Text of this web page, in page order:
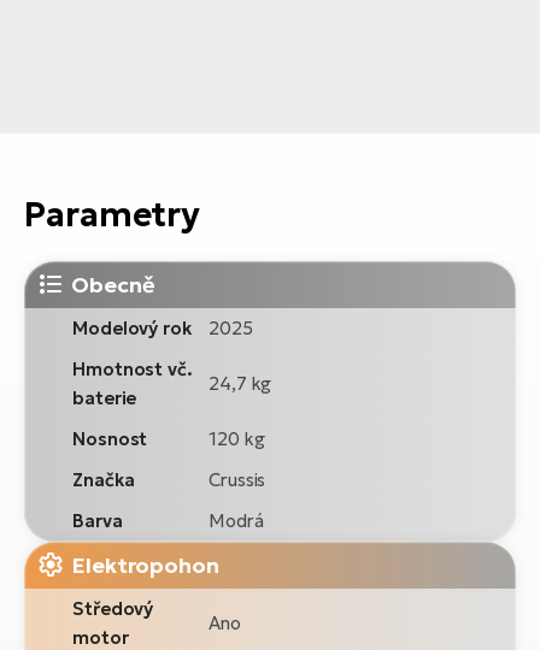
Parametry
Obecně
Modelový rok
2025
Hmotnost vč.
baterie
24,7 kg
Nosnost
120 kg
Značka
Crussis
Barva
Modrá
Elektropohon
Středový
motor
Ano